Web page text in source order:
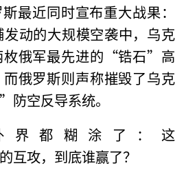
最近同时宣布重大战果：
动的大规模空袭中，乌克
枚俄军最先进的“锆石”高
俄罗斯则声称摧毁了乌克
空反导系统。
界都糊涂了：这
攻，到底谁赢了？